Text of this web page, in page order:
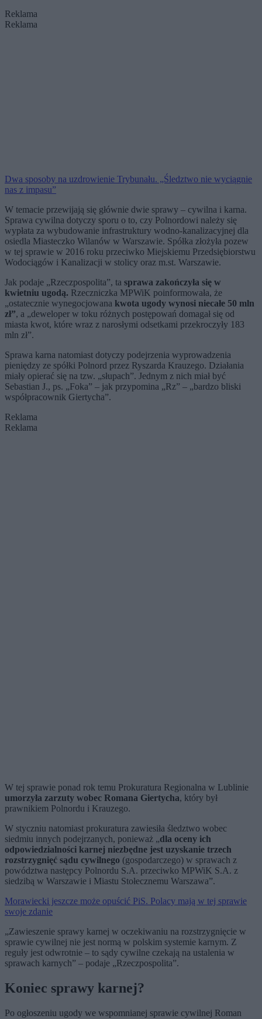
Reklama
Reklama
Dwa sposoby na uzdrowienie Trybunału. „Śledztwo nie wyciągnie
nas z impasu”
W temacie przewijają się głównie dwie sprawy – cywilna i karna.
Sprawa cywilna dotyczy sporu o to, czy Polnordowi należy się
wypłata za wybudowanie infrastruktury wodno-kanalizacyjnej dla
osiedla Miasteczko Wilanów w Warszawie. Spółka złożyła pozew
w tej sprawie w 2016 roku przeciwko Miejskiemu Przedsiębiorstwu
Wodociągów i Kanalizacji w stolicy oraz m.st. Warszawie.
Jak podaje „Rzeczpospolita”, ta sprawa zakończyła się w
kwietniu ugodą. Rzeczniczka MPWiK poinformowała, że
„ostatecznie wynegocjowana kwota ugody wynosi niecałe 50 mln
zł”, a „deweloper w toku różnych postępowań domagał się od
miasta kwot, które wraz z narosłymi odsetkami przekroczyły 183
mln zł”.
Sprawa karna natomiast dotyczy podejrzenia wyprowadzenia
pieniędzy ze spółki Polnord przez Ryszarda Krauzego. Działania
miały opierać się na tzw. „słupach”. Jednym z nich miał być
Sebastian J., ps. „Foka” – jak przypomina „Rz” – „bardzo bliski
współpracownik Giertycha”.
Reklama
Reklama
W tej sprawie ponad rok temu Prokuratura Regionalna w Lublinie
umorzyła zarzuty wobec Romana Giertycha, który był
prawnikiem Polnordu i Krauzego.
W styczniu natomiast prokuratura zawiesiła śledztwo wobec
siedmiu innych podejrzanych, ponieważ „dla oceny ich
odpowiedzialności karnej niezbędne jest uzyskanie trzech
rozstrzygnięć sądu cywilnego (gospodarczego) w sprawach z
powództwa następcy Polnordu S.A. przeciwko MPWiK S.A. z
siedzibą w Warszawie i Miastu Stołecznemu Warszawa”.
Morawiecki jeszcze może opuścić PiS. Polacy mają w tej sprawie
swoje zdanie
„Zawieszenie sprawy karnej w oczekiwaniu na rozstrzygnięcie w
sprawie cywilnej nie jest normą w polskim systemie karnym. Z
reguły jest odwrotnie – to sądy cywilne czekają na ustalenia w
sprawach karnych” – podaje „Rzeczpospolita”.
Koniec sprawy karnej?
Po ogłoszeniu ugody we wspomnianej sprawie cywilnej Roman